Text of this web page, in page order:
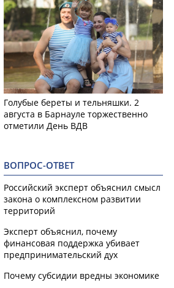
Голубые береты и тельняшки. 2
августа в Барнауле торжественно
отметили День ВДВ
ВОПРОС-ОТВЕТ
Российский эксперт объяснил смысл
закона о комплексном развитии
территорий
Эксперт объяснил, почему
финансовая поддержка убивает
предпринимательский дух
Почему субсидии вредны экономике